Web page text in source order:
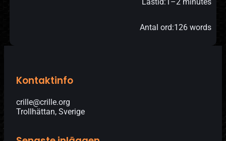
Lästid:1–2 minutes
Antal ord:126 words
Kontaktinfo
crille@crille.org
Trollhättan, Sverige